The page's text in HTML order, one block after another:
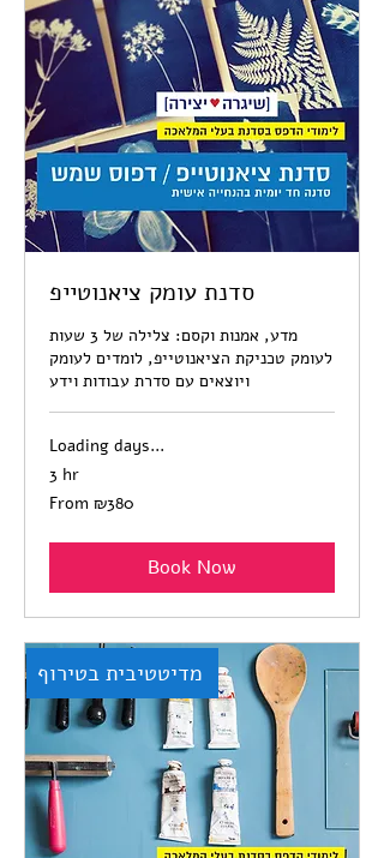
סדנת עומק ציאנוטייפ
מדע, אמנות וקסם: צלילה של 3 שעות
לעומק טכניקת הציאנוטייפ, לומדים לעומק
ויוצאים עם סדרת עבודות וידע
Loading days...
3 hr
From
380
From ₪380
Book Now
מדיטטיבית בטירוף